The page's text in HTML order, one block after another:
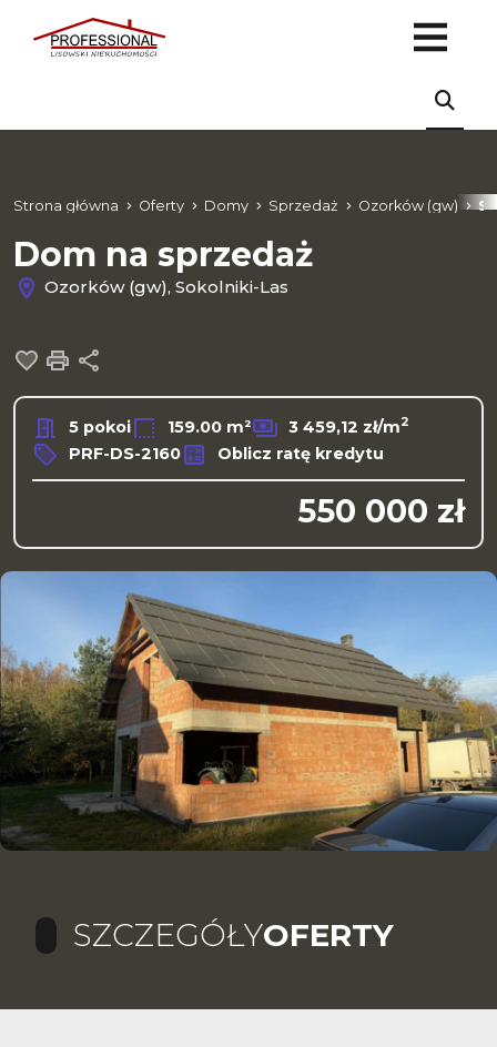
Strona główna Oferty Domy Sprzedaż Ozorków (gw)
Dom na sprzedaż
Ozorków (gw), Sokolniki-Las
Dodaj do ulubionych
Drukuj
5 pokoi 159.00 m² 3 459,12 zł/m2
PRF-DS-2160 Oblicz ratę kredytu
550 000 zł
SZCZEGÓŁYOFERTY